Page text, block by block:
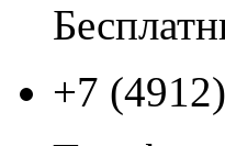
+7